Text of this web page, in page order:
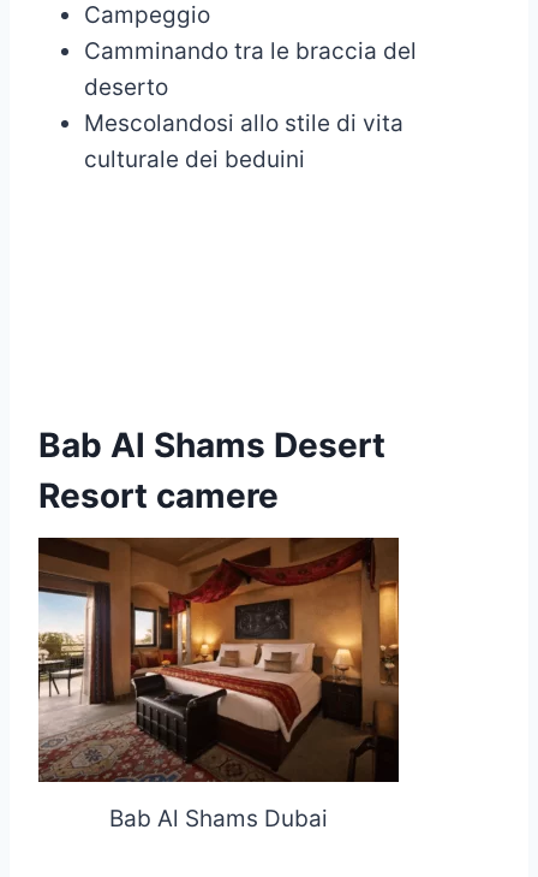
Campeggio
Camminando tra le braccia del
deserto
Mescolandosi allo stile di vita
culturale dei beduini
Bab Al Shams Desert
Resort camere
Bab Al Shams Dubai